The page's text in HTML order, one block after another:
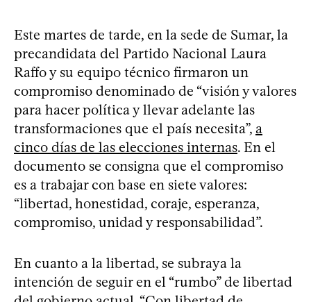
Este martes de tarde, en la sede de Sumar, la
precandidata del Partido Nacional Laura
Raffo y su equipo técnico firmaron un
compromiso denominado de “visión y valores
para hacer política y llevar adelante las
transformaciones que el país necesita”, a
cinco días de las elecciones internas. En el
documento se consigna que el compromiso
es a trabajar con base en siete valores:
“libertad, honestidad, coraje, esperanza,
compromiso, unidad y responsabilidad”.
En cuanto a la libertad, se subraya la
intención de seguir en el “rumbo” de libertad